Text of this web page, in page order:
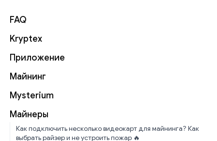
FAQ
Kryptex
Приложение
Майнинг
Mysterium
Майнеры
Как подключить несколько видеокарт для майнинга? Как
выбрать райзер и не устроить пожар 🔥